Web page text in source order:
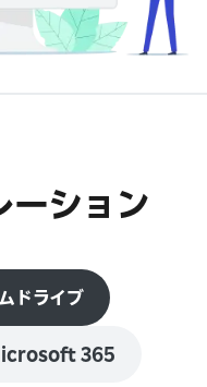
ーション
ドライブ
365